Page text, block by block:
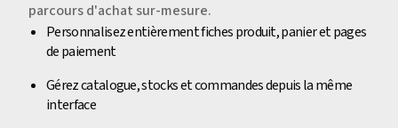
parcours d'achat sur-mesure.
Personnalisez entièrement fiches produit, panier et pages
de paiement
Gérez catalogue, stocks et commandes depuis la même
interface